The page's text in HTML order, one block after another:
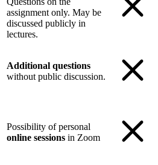
assignment only. May be
discussed publicly in
lectures.
Additional questions
without public discussion.
Possibility of personal
online sessions in Zoom